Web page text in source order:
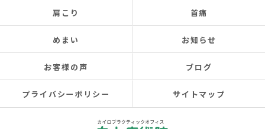
肩こり 首痛
めまい お知らせ
お客様の声 ブログ
プライバシーポリシー サイトマップ